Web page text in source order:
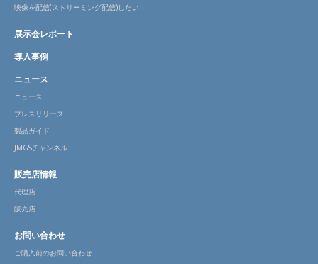
映像を配信(ストリーミング配信)したい
展示会レポート
導入事例
ニュース
ニュース
プレスリリース
製品ガイド
JMGSチャンネル
販売店情報
代理店
販売店
お問い合わせ
ご購入前のお問い合わせ